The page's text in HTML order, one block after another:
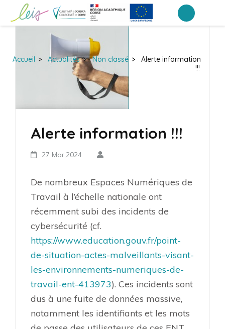
Entrée)
Portail Inter-établissements Leia
LEIA, le portail ENT NEO des établissements de Corse
Accueil > Actualités > Non classé >
Alerte information
!!!
Alerte information !!!
27 Mar,2024
De nombreux Espaces Numériques de
Travail à l’échelle nationale ont
récemment subi des incidents de
cybersécurité (cf.
https://www.education.gouv.fr/point-
de-situation-actes-malveillants-visant-
les-environnements-numeriques-de-
travail-ent-413973). Ces incidents sont
dus à une fuite de données massive,
notamment les identifiants et les mots